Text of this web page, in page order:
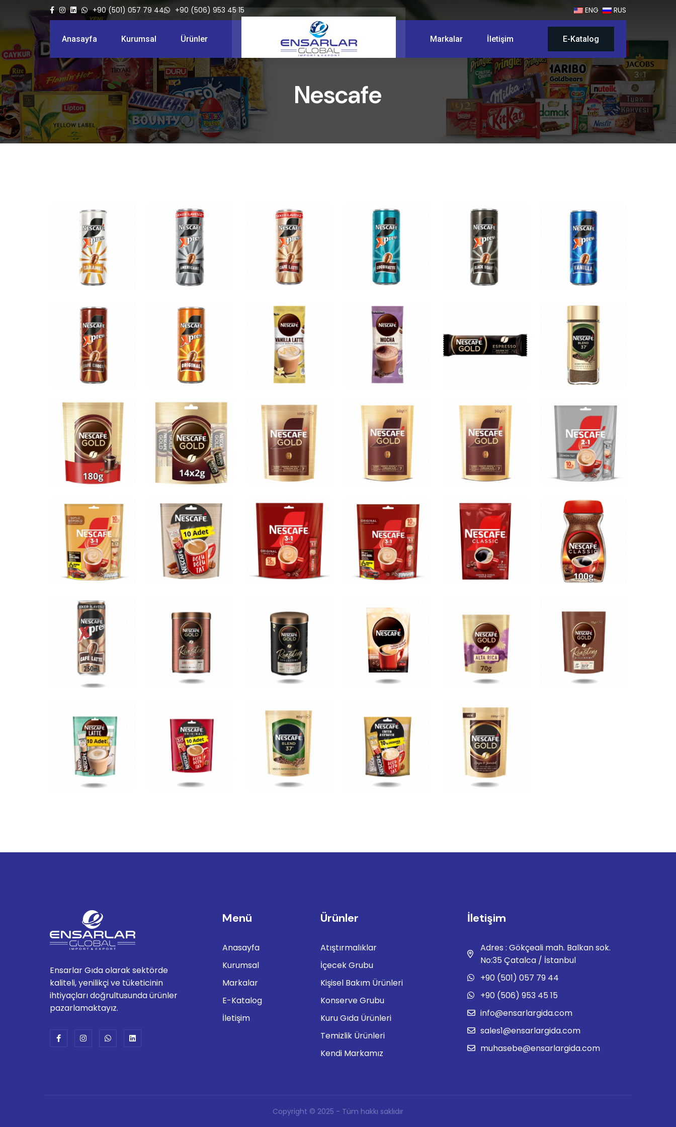
+90 (501) 057 79 44 +90 (506) 953 45 15 ENG RUS
Anasayfa Kurumsal Ürünler Markalar İletişim E-Katalog
Nescafe
Ensarlar Gıda olarak sektörde
kaliteli, yenilikçi ve tüketicinin
ihtiyaçları doğrultusunda ürünler
pazarlamaktayız.
Menü
Anasayfa
Kurumsal
Markalar
E-Katalog
İletişim
Ürünler
Atıştırmalıklar
İçecek Grubu
Kişisel Bakım Ürünleri
Konserve Grubu
Kuru Gıda Ürünleri
Temizlik Ürünleri
Kendi Markamız
İletişim
Adres : Gökçeali mah. Balkan sok.
No:35 Çatalca / İstanbul
+90 (501) 057 79 44
+90 (506) 953 45 15
info@ensarlargida.com
sales1@ensarlargida.com
muhasebe@ensarlargida.com
Copyright © 2025 - Tüm hakkı saklıdır